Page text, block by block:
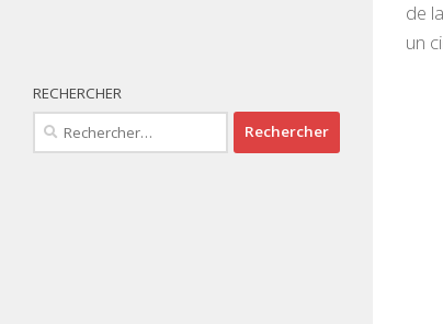
de
un
RECHERCHER
Rechercher :